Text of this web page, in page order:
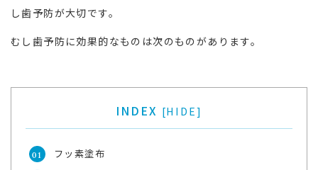
し歯予防が大切です。
むし歯予防に効果的なものは次のものがあります。
INDEX [HIDE]
フッ素塗布